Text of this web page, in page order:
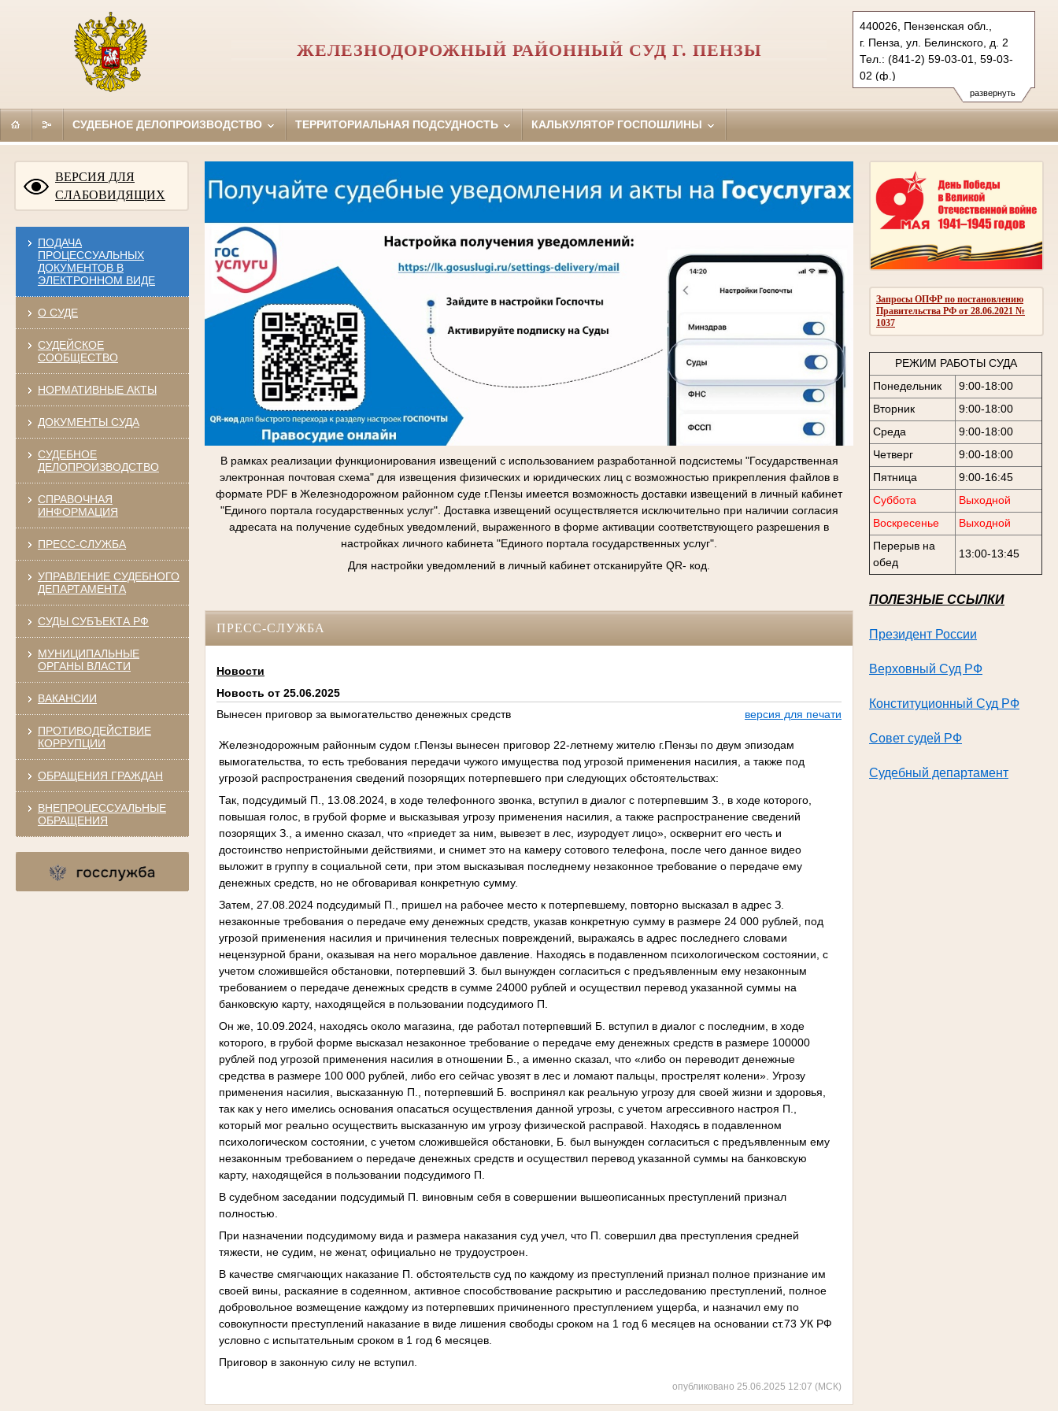
развернуть
440026, Пензенская обл.,
г. Пенза, ул. Белинского, д. 2
Тел.: (841-2) 59-03-01, 59-03-
02 (ф.)
zheleznodorozhnii.pnz@sudrf.ru
ЖЕЛЕЗНОДОРОЖНЫЙ РАЙОННЫЙ СУД Г. ПЕНЗЫ
СУДЕБНОЕ ДЕЛОПРОИЗВОДСТВО ТЕРРИТОРИАЛЬНАЯ ПОДСУДНОСТЬ КАЛЬКУЛЯТОР ГОСПОШЛИНЫ
ВЕРСИЯ ДЛЯ
СЛАБОВИДЯЩИХ
ПОДАЧА
ПРОЦЕССУАЛЬНЫХ
ДОКУМЕНТОВ В
ЭЛЕКТРОННОМ ВИДЕ
О СУДЕ
СУДЕЙСКОЕ
СООБЩЕСТВО
НОРМАТИВНЫЕ АКТЫ
ДОКУМЕНТЫ СУДА
СУДЕБНОЕ
ДЕЛОПРОИЗВОДСТВО
СПРАВОЧНАЯ
ИНФОРМАЦИЯ
ПРЕСС-СЛУЖБА
УПРАВЛЕНИЕ СУДЕБНОГО
ДЕПАРТАМЕНТА
СУДЫ СУБЪЕКТА РФ
МУНИЦИПАЛЬНЫЕ
ОРГАНЫ ВЛАСТИ
ВАКАНСИИ
ПРОТИВОДЕЙСТВИЕ
КОРРУПЦИИ
ОБРАЩЕНИЯ ГРАЖДАН
ВНЕПРОЦЕССУАЛЬНЫЕ
ОБРАЩЕНИЯ
Запросы ОПФР по постановлению
Правительства РФ от 28.06.2021 №
1037
РЕЖИМ РАБОТЫ СУДА
Понедельник
9:00-18:00
Вторник
9:00-18:00
Среда
9:00-18:00
Четверг
9:00-18:00
Пятница
9:00-16:45
Суббота
Выходной
Воскресенье
Выходной
Перерыв на
обед
13:00-13:45
ПОЛЕЗНЫЕ ССЫЛКИ
Президент России
Верховный Суд РФ
Конституционный Суд РФ
Совет судей РФ
Судебный департамент
В рамках реализации функционирования извещений с использованием разработанной подсистемы "Государственная
электронная почтовая схема" для извещения физических и юридических лиц с возможностью прикрепления файлов в
формате PDF в Железнодорожном районном суде г.Пензы имеется возможность доставки извещений в личный кабинет
"Единого портала государственных услуг". Доставка извещений осуществляется исключительно при наличии согласия
адресата на получение судебных уведомлений, выраженного в форме активации соответствующего разрешения в
настройках личного кабинета "Единого портала государственных услуг".
Для настройки уведомлений в личный кабинет отсканируйте QR- код.
ПРЕСС-СЛУЖБА
Новости
Новость от 25.06.2025
Вынесен приговор за вымогательство денежных средств
версия для печати
Железнодорожным районным судом г.Пензы вынесен приговор 22-летнему жителю г.Пензы по двум эпизодам
вымогательства, то есть требования передачи чужого имущества под угрозой применения насилия, а также под
угрозой распространения сведений позорящих потерпевшего при следующих обстоятельствах:
Так, подсудимый П., 13.08.2024, в ходе телефонного звонка, вступил в диалог с потерпевшим З., в ходе которого,
повышая голос, в грубой форме и высказывая угрозу применения насилия, а также распространение сведений
позорящих З., а именно сказал, что «приедет за ним, вывезет в лес, изуродует лицо», осквернит его честь и
достоинство непристойными действиями, и снимет это на камеру сотового телефона, после чего данное видео
выложит в группу в социальной сети, при этом высказывая последнему незаконное требование о передаче ему
денежных средств, но не обговаривая конкретную сумму.
Затем, 27.08.2024 подсудимый П., пришел на рабочее место к потерпевшему, повторно высказал в адрес З.
незаконные требования о передаче ему денежных средств, указав конкретную сумму в размере 24 000 рублей, под
угрозой применения насилия и причинения телесных повреждений, выражаясь в адрес последнего словами
нецензурной брани, оказывая на него моральное давление. Находясь в подавленном психологическом состоянии, с
учетом сложившейся обстановки, потерпевший З. был вынужден согласиться с предъявленным ему незаконным
требованием о передаче денежных средств в сумме 24000 рублей и осуществил перевод указанной суммы на
банковскую карту, находящейся в пользовании подсудимого П.
Он же, 10.09.2024, находясь около магазина, где работал потерпевший Б. вступил в диалог с последним, в ходе
которого, в грубой форме высказал незаконное требование о передаче ему денежных средств в размере 100000
рублей под угрозой применения насилия в отношении Б., а именно сказал, что «либо он переводит денежные
средства в размере 100 000 рублей, либо его сейчас увозят в лес и ломают пальцы, прострелят колени». Угрозу
применения насилия, высказанную П., потерпевший Б. воспринял как реальную угрозу для своей жизни и здоровья,
так как у него имелись основания опасаться осуществления данной угрозы, с учетом агрессивного настроя П.,
который мог реально осуществить высказанную им угрозу физической расправой. Находясь в подавленном
психологическом состоянии, с учетом сложившейся обстановки, Б. был вынужден согласиться с предъявленным ему
незаконным требованием о передаче денежных средств и осуществил перевод указанной суммы на банковскую
карту, находящейся в пользовании подсудимого П.
В судебном заседании подсудимый П. виновным себя в совершении вышеописанных преступлений признал
полностью.
При назначении подсудимому вида и размера наказания суд учел, что П. совершил два преступления средней
тяжести, не судим, не женат, официально не трудоустроен.
В качестве смягчающих наказание П. обстоятельств суд по каждому из преступлений признал полное признание им
своей вины, раскаяние в содеянном, активное способствование раскрытию и расследованию преступлений, полное
добровольное возмещение каждому из потерпевших причиненного преступлением ущерба, и назначил ему по
совокупности преступлений наказание в виде лишения свободы сроком на 1 год 6 месяцев на основании ст.73 УК РФ
условно с испытательным сроком в 1 год 6 месяцев.
Приговор в законную силу не вступил.
опубликовано 25.06.2025 12:07 (МСК)